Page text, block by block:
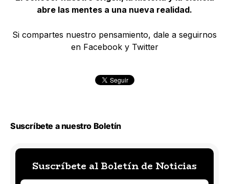
abre las mentes a una nueva realidad.
Si compartes nuestro pensamiento, dale a seguirnos
en Facebook y Twitter
Suscríbete a nuestro Boletín
Suscríbete al Boletín de Noticias